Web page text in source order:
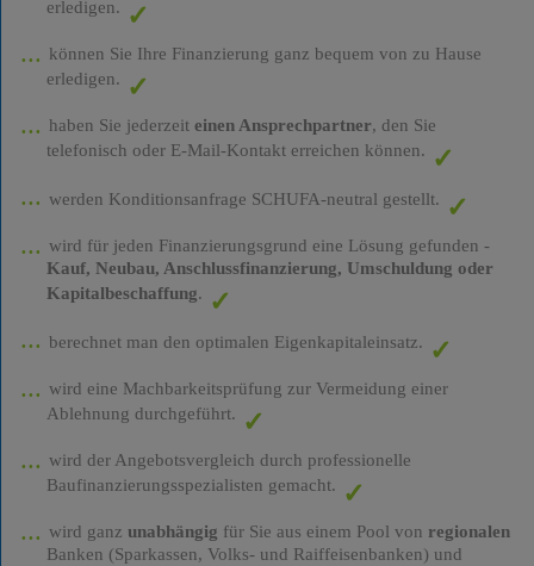
erledigen.
können Sie Ihre Finanzierung ganz bequem von zu Hause
erledigen.
haben Sie jederzeit einen Ansprechpartner, den Sie
telefonisch oder E-Mail-Kontakt erreichen können.
werden Konditionsanfrage SCHUFA-neutral gestellt.
wird für jeden Finanzierungsgrund eine Lösung gefunden -
Kauf, Neubau, Anschlussfinanzierung, Umschuldung oder
Kapitalbeschaffung.
berechnet man den optimalen Eigenkapitaleinsatz.
wird eine Machbarkeitsprüfung zur Vermeidung einer
Ablehnung durchgeführt.
wird der Angebotsvergleich durch professionelle
Baufinanzierungsspezialisten gemacht.
wird ganz unabhängig für Sie aus einem Pool von regionalen
Banken (Sparkassen, Volks- und Raiffeisenbanken) und